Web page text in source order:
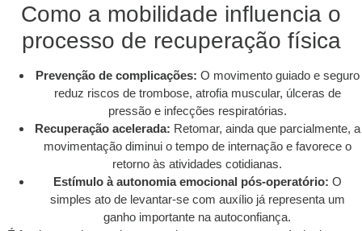
Como a mobilidade influencia o
processo de recuperação física
Prevenção de complicações: O movimento guiado e seguro
reduz riscos de trombose, atrofia muscular, úlceras de
pressão e infecções respiratórias.
Recuperação acelerada: Retomar, ainda que parcialmente, a
movimentação diminui o tempo de internação e favorece o
retorno às atividades cotidianas.
Estímulo à autonomia emocional pós-operatório: O
simples ato de levantar-se com auxílio já representa um
ganho importante na autoconfiança.